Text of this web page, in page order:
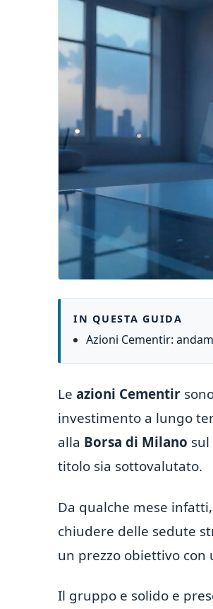
IN QUESTA GUIDA
Azioni Cementir:
Le azioni Cementir
investimento a lungo
alla Borsa di Milano
titolo sia sottovalutato.
Da qualche mese
chiudere delle sedute
un prezzo obiettivo con
Il gruppo e solido e